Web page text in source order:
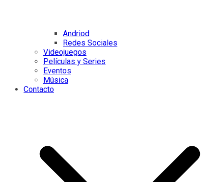
Andriod
Redes Sociales
Videojuegos
Películas y Series
Eventos
Música
Contacto